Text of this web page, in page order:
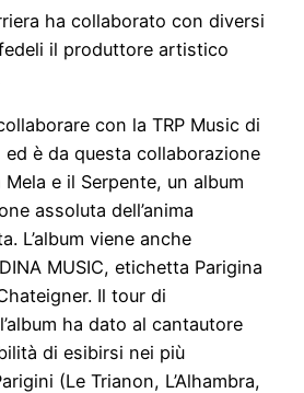
ha collaborato con diversi
il produttore artistico
con la TRP Music di
ed è da questa collaborazione
e il Serpente, un album
assoluta dell’anima
L’album viene anche
MUSIC, etichetta Parigina
Il tour di
ha dato al cantautore
di esibirsi nei più
(Le Trianon, L’Alhambra,